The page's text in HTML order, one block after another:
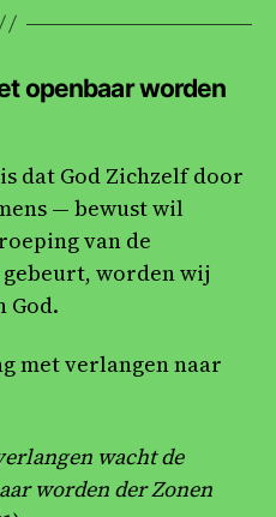
openbaar worden
dat God Zichzelf door
— bewust wil
van de
worden wij
God.
met verlangen naar
wacht de
worden der Zonen